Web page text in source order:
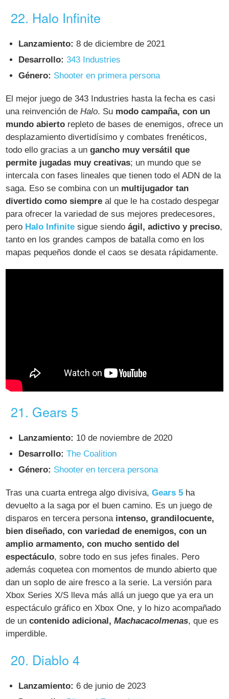
22. Halo Infinite
Lanzamiento: 8 de diciembre de 2021
Desarrollo: 343 Industries
Género: Shooter en primera persona
El mejor juego de 343 Industries hasta la fecha es casi
una reinvención deHalo. Su modo campaña, con un
mundo abierto repleto de bases de enemigos, ofrece un
desplazamiento divertidísimo y combates frenéticos,
todo ello gracias a ungancho muy versátil que
permite jugadas muy creativas; un mundo que se
intercala con fases lineales que tienen todo el ADN de la
saga. Eso se combina con un multijugador tan
divertido como siempre al que le ha costado despegar
para ofrecer la variedad de sus mejores predecesores,
pero Halo Infinite sigue siendoágil, adictivo y preciso,
tanto en los grandes campos de batalla como en los
mapas pequeños donde el caos se desata rápidamente.
21. Gears 5
Lanzamiento: 10 de noviembre de 2020
Desarrollo: The Coalition
Género: Shooter en tercera persona
Tras una cuarta entrega algo divisiva,Gears 5 ha
devuelto a la saga por el buen camino. Es un juego de
disparos en tercera persona intenso, grandilocuente,
bien diseñado, con variedad de enemigos, con un
amplio armamento, con mucho sentido del
espectáculo, sobre todo en sus jefes finales. Pero
además coquetea con momentos de mundo abierto que
dan un soplo de aire fresco a la serie. La versión para
Xbox Series X/S lleva más allá un juego que ya era un
espectáculo gráfico en Xbox One, y lo hizo acompañado
de uncontenido adicional,Machacacolmenas, que es
imperdible.
20. Diablo 4
Lanzamiento: 6 de junio de 2023